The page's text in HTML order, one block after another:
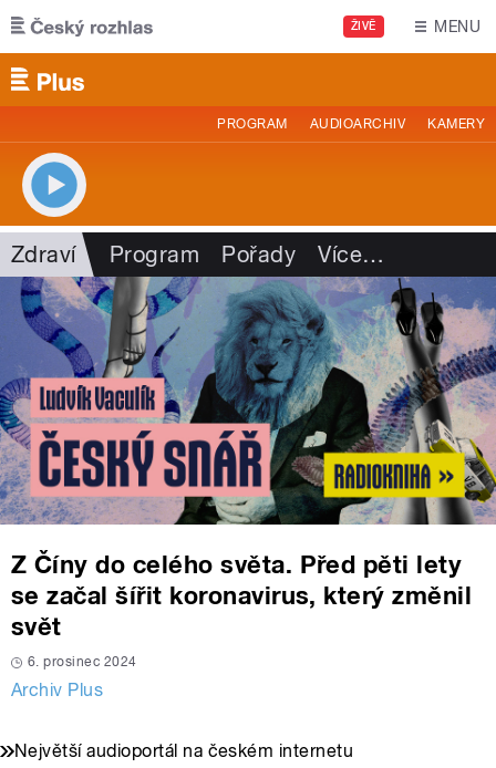
Přejít k hlavnímu obsahu
ŽIVĚ MENU
PROGRAM AUDIOARCHIV KAMERY
Zdraví Program Pořady Více…
Z Číny do celého světa. Před pěti lety
se začal šířit koronavirus, který změnil
svět
6. prosinec 2024
Archiv Plus
Největší audioportál na českém internetu